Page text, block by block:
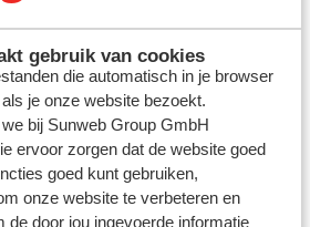
gebruik van cookies
die automatisch in je browser
je onze website bezoekt.
bij Sunweb Group GmbH
ervoor zorgen dat de website goed
goed kunt gebruiken,
onze website te verbeteren en
door jou ingevoerde informatie
staan
niveau's